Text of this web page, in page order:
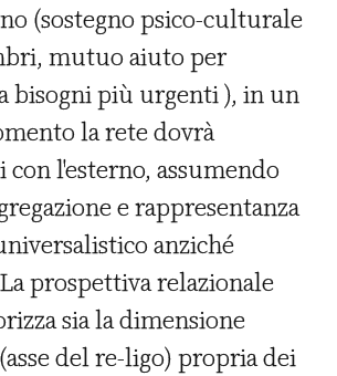
(sostegno psico-culturale
mutuo aiuto per
bisogni più urgenti ), in un
la rete dovrà
l'esterno, assumendo
e rappresentanza
anziché
prospettiva relazionale
sia la dimensione
del re-ligo) propria dei